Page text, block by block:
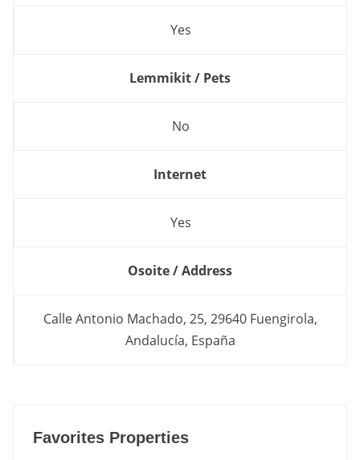
Yes
Lemmikit / Pets
No
Internet
Yes
Osoite / Address
Calle Antonio Machado, 25, 29640 Fuengirola,
Andalucía, España
Favorites Properties